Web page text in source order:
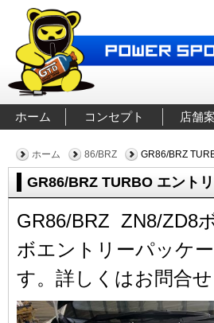
ホーム コンセプト 店舗
ホーム 86/BRZ GR86/BRZ
GR86/BRZ TURBO エント
GR86/BRZ ZN8/ZD8
ボエントリーパッケ
す。詳しくはお問合せ